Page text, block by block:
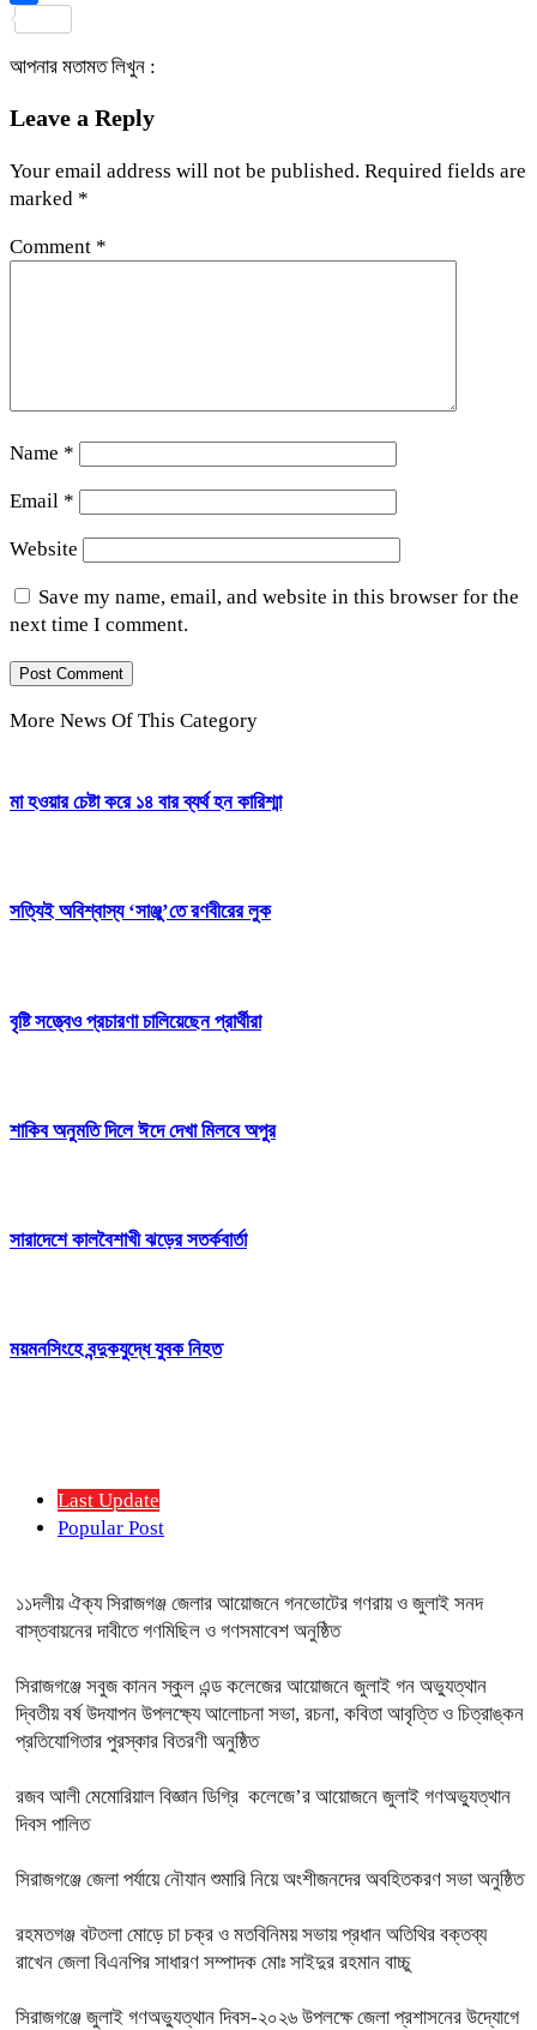
আপনার মতামত লিখুন :
Leave a Reply
Your email address will not be published. Required fields are
marked *
Comment *
Name *
Email *
Website
Save my name, email, and website in this browser for the
next time I comment.
More News Of This Category
মা হওয়ার চেষ্টা করে ১৪ বার ব্যর্থ হন কারিশ্মা
সত্যিই অবিশ্বাস্য ‘সাঞ্জু’তে রণবীরের লুক
বৃষ্টি সত্ত্বেও প্রচারণা চালিয়েছেন প্রার্থীরা
শাকিব অনুমতি দিলে ঈদে দেখা মিলবে অপুর
সারাদেশে কালবৈশাখী ঝড়ের সতর্কবার্তা
ময়মনসিংহে বন্দুকযুদ্ধে যুবক নিহত
Last Update
Popular Post
১১দলীয় ঐক্য সিরাজগঞ্জ জেলার আয়োজনে গনভোটের গণরায় ও জুলাই সনদ
বাস্তবায়নের দাবীতে গণমিছিল ও গণসমাবেশ অনুষ্ঠিত
সিরাজগঞ্জে সবুজ কানন স্কুল এন্ড কলেজের আয়োজনে জুলাই গন অভ্যুত্থান
দ্বিতীয় বর্ষ উদযাপন উপলক্ষ্যে আলোচনা সভা, রচনা, কবিতা আবৃত্তি ও চিত্রাঙ্কন
প্রতিযোগিতার পুরস্কার বিতরণী অনুষ্ঠিত
রজব আলী মেমোরিয়াল বিজ্ঞান ডিগ্রি কলেজে’র আয়োজনে জুলাই গণঅভ্যুত্থান
দিবস পালিত
সিরাজগঞ্জে জেলা পর্যায়ে নৌযান শুমারি নিয়ে অংশীজনদের অবহিতকরণ সভা অনুষ্ঠিত
রহমতগঞ্জ বটতলা মোড়ে চা চক্র ও মতবিনিময় সভায় প্রধান অতিথির বক্তব্য
রাখেন জেলা বিএনপির সাধারণ সম্পাদক মোঃ সাইদুর রহমান বাচ্চু
সিরাজগঞ্জে জুলাই গণঅভ্যুত্থান দিবস-২০২৬ উপলক্ষে জেলা প্রশাসনের উদ্যোগে